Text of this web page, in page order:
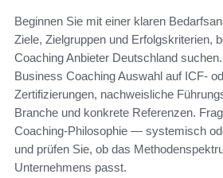
Beginnen Sie mit einer klaren
Ziele, Zielgruppen und Erfolgskriterien,
Coaching Anbieter Deutschland
Business Coaching Auswahl auf ICF-
Zertifizierungen, nachweisliche
Branche und konkrete Referenzen.
Coaching-Philosophie — systemisch
und prüfen Sie, ob das
Unternehmens passt.